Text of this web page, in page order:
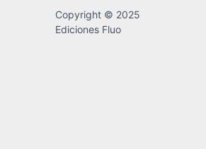
Copyright © 2025
Ediciones Fluo